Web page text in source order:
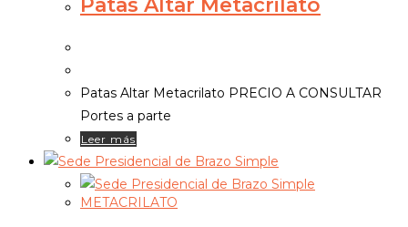
Patas Altar Metacrilato
Patas Altar Metacrilato PRECIO A CONSULTAR
Portes a parte
Leer más
METACRILATO